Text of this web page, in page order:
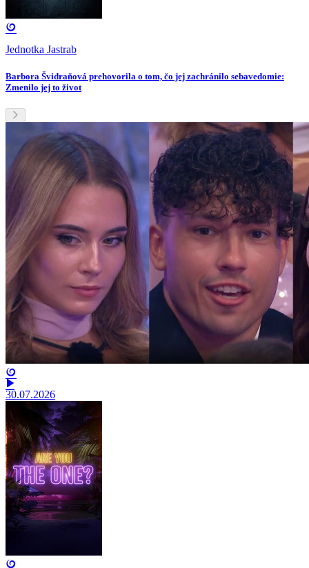
Jednotka Jastrab
Barbora Švidraňová prehovorila o tom, čo jej zachránilo sebavedomie:
Zmenilo jej to život
30.07.2026